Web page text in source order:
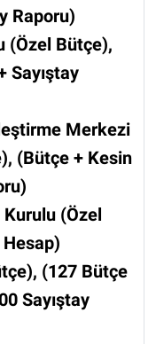
Raporu)
(Özel Bütçe),
Sayıştay
Merkezi
(Bütçe + Kesin
(Özel
(127 Bütçe
Sayıştay